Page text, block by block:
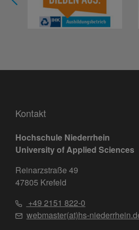
Kontakt
Hochschule Niederrhein
University of Applied Sciences
Reinarzstraße 49
47805 Krefeld
+49 2151 822-0
webmaster(at)hs-